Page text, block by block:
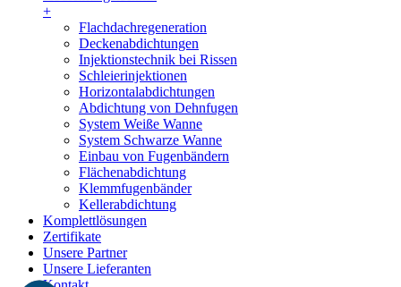
+
Flachdachregeneration
Deckenabdichtungen
Injektionstechnik bei Rissen
Schleierinjektionen
Horizontalabdichtungen
Abdichtung von Dehnfugen
System Weiße Wanne
System Schwarze Wanne
Einbau von Fugenbändern
Flächenabdichtung
Klemmfugenbänder
Kellerabdichtung
Komplettlösungen
Zertifikate
Unsere Partner
Unsere Lieferanten